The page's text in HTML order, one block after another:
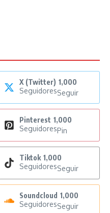
X (Twitter) 1,000
SeguidoresSeguir
Pinterest 1,000
SeguidoresPin
Tiktok 1,000
SeguidoresSeguir
Soundcloud 1,000
SeguidoresSeguir